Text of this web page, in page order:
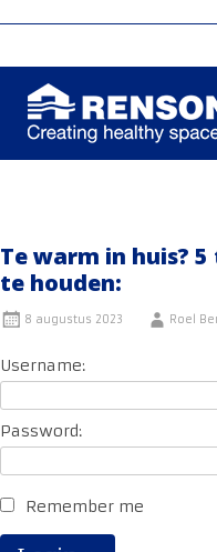
Te warm in huis?
te houden:
8 augustus 2023 Roel
Username:
Password:
Remember me